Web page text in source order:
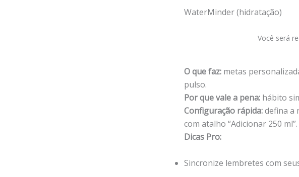
WaterMinder (hidratação)
Você será
O que faz: metas
pulso.
Por que vale a pena: hábito
Configuração rápida:defina a
com atalho “Adicionar 250 ml”.
Dicas Pro:
Sincronize lembretes com